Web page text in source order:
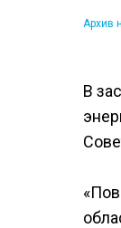
Архив
В